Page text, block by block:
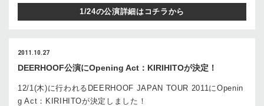
1/24の公演詳細はコチラから
2011.10.27
DEERHOOF公演にOpening Act：KIRIHITOが決定！
12/1(木)に行われるDEERHOOF JAPAN TOUR 2011にOpenin
g Act：KIRIHITOが決定しました！